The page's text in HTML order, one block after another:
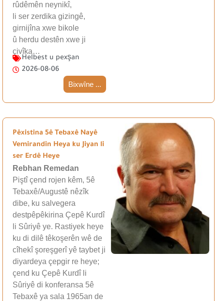
rûdêmên neynikî,
li ser zerdika gizingê,
girnijîna xwe bikole
û herdu destên xwe ji
çivîka…
Helbest u pexşan
2026-08-06
Bixwîne ...
Pêxistina 5ê Tebaxê Nayê
Vemirandin Heya ku Jiyan li
ser Erdê Heye
Rebhan Remedan
Piştî çend rojen kêm, 5ê
Tebaxê/Augustê nêzîk
dibe, ku salvegera
destpêpêkirina Çepê Kurdî
li Sûriyê ye. Rastiyek heye
ku di dilê têkoşerên wê de
cîhekî şoreşgerî yê taybet ji
diyardeya çepgir re heye;
çend ku Çepê Kurdî li
Sûriyê di konferansa 5ê
Tebaxê ya sala 1965an de